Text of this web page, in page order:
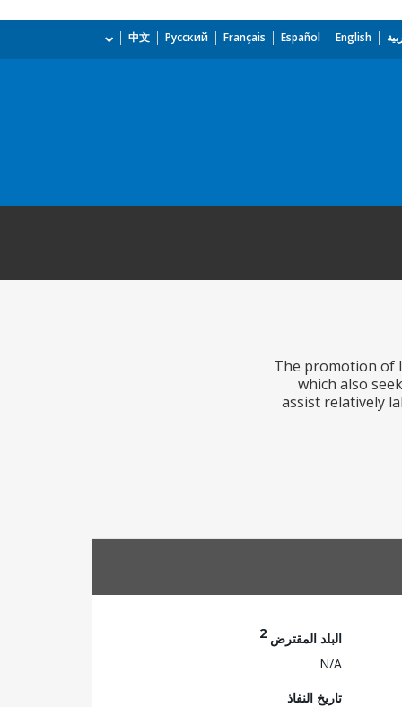
English
Español
Français
Русский
中文
The promotion of
which also
assist relatively
البلد المقترض 2
N/A
تاريخ النفاذ